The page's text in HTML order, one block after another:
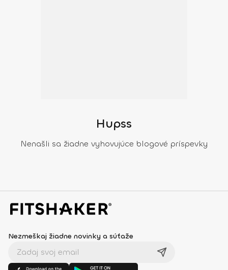
Hupss
Nenašli sa žiadne vyhovujúce blogové príspevky
Nezmeškaj žiadne novinky a súťaže